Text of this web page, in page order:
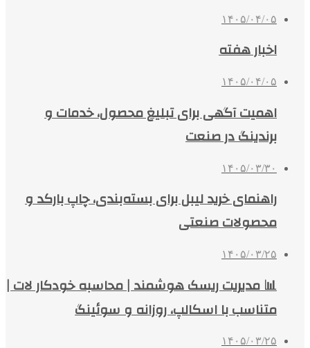
۱۴۰۵/۰۴/۰۵
اخبار هفته
۱۴۰۵/۰۴/۰۵
اهمیت آگهی برای تبلیغ محصول، خدمات و
برندینگ در صنعت
۱۴۰۵/۰۳/۳۰
راهنمای خرید لیبل برای بسته‌بندی، چاپ بارکد و
محصولات صنعتی
۱۴۰۵/۰۳/۲۵
📊 مدیریت ریسک هوشمند | محاسبه خودکار لات |
متناسب با اسکالپ، روزانه و سوئینگ
۱۴۰۵/۰۳/۲۵